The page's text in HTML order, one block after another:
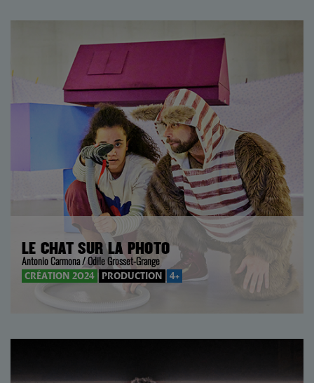
LE CHAT SUR LA PHOTO
Antonio Carmona / Odile Grosset-Grange
CRÉATION 2024 PRODUCTION 4+